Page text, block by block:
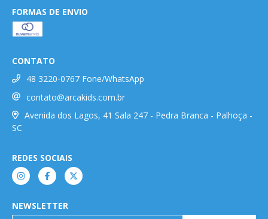
FORMAS DE ENVIO
CONTATO
48 3220-0767 Fone/WhatsApp
contato@arcakids.com.br
Avenida dos Lagos, 41 Sala 247 - Pedra Branca - Palhoça -
SC
REDES SOCIAIS
NEWSLETTER